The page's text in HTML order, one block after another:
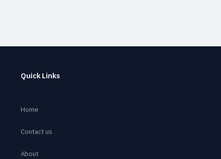
Quick Links
Home
Contact us
About